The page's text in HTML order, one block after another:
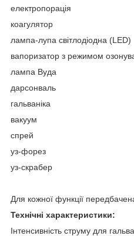
електропорація
коагулятор
лампа-лупа світлодіодна (LED)
вапоризатор з режимом
лампа Вуда
дарсонваль
гальваніка
вакуум
спрей
уз-форез
уз-скрабер
Для кожної функції
Технічні характеристики:
Інтенсивність струму для